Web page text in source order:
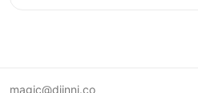
magic@djinni.co